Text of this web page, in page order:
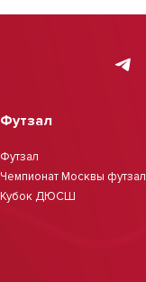
Футзал
Футзал
Чемпионат Москвы футзал
Кубок ДЮСШ